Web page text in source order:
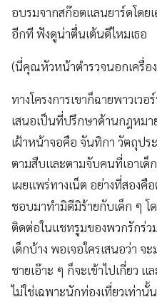
อบรมจากสก๊อตแลนยาร์ดโด
อีกที ฟังดูน่าตื่นเต้นดีไหมเธอ
(นี่คุณหัวหน้าตำรวจนอกเครื่อ
ทางโครงการเขาก็ฉายพาวเ
เสนอเป็นที่ปรึกษาด้านกฎหมา
เฝ้าหน้าจอคือ จันทิกา วัตถุปร
ตามสืบและตามจับคนที่เอาเด็
เผยแพร่ทางเน็ต อย่างที่สองคื
ชอบมาทำมิดีมิร้ายกับเด็ก ๆ โ
ติดต่อในแชทรูมของพวกรักร่
เด็กบ้าง พอเจอใครเสนอว่า จ
ชายเอ๊าะ ๆ ก็จะเข้าไปเกี่ยว
ไม่ใช่เฉพาะนักท่องเที่ยวเท่านั้